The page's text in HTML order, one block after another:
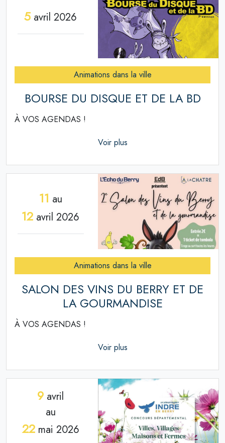
5 avril 2026
Animations dans la ville
BOURSE DU DISQUE ET DE LA BD
À VOS AGENDAS !
Voir plus
11 au
12 avril 2026
Animations dans la ville
SALON DES VINS DU BERRY ET DE
LA GOURMANDISE
À VOS AGENDAS !
Voir plus
9 avril
au
22mai 2026